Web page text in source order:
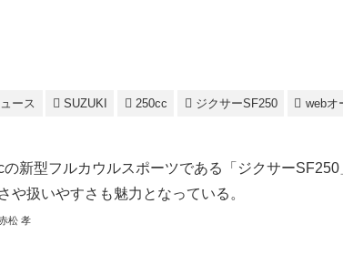
ース SUZUKI 250cc ジクサーSF250 webオ
新型フルカウルスポーツである「ジクサー
や扱いやすさも魅力となっている。
松 孝